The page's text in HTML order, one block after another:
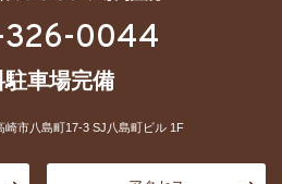
326-0044
駐車場完備
崎市八島町17-3 SJ八島町ビル 1F